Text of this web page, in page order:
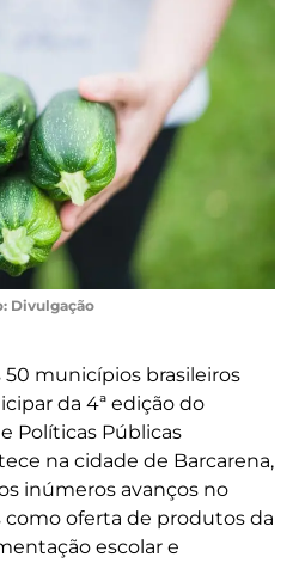
Divulgação
municípios brasileiros
da 4ª edição do
Políticas Públicas
na cidade de Barcarena,
inúmeros avanços no
oferta de produtos da
escolar e